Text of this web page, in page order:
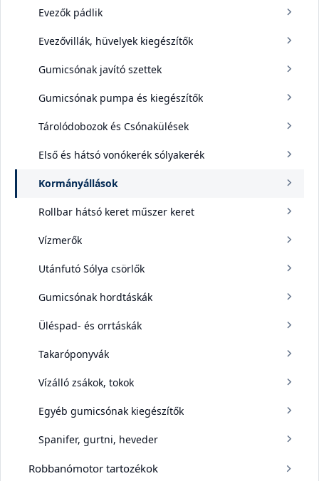
Evezők pádlik
Evezővillák, hüvelyek kiegészítők
Gumicsónak javító szettek
Gumicsónak pumpa és kiegészítők
Tárolódobozok és Csónakülések
Első és hátsó vonókerék sólyakerék
Kormányállások
Rollbar hátsó keret műszer keret
Vízmerők
Utánfutó Sólya csörlők
Gumicsónak hordtáskák
Üléspad- és orrtáskák
Takaróponyvák
Vízálló zsákok, tokok
Egyéb gumicsónak kiegészítők
Spanifer, gurtni, heveder
Robbanómotor tartozékok